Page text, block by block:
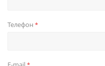
Телефон *